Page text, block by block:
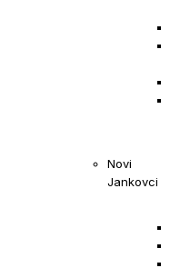
Novi
Jankovci